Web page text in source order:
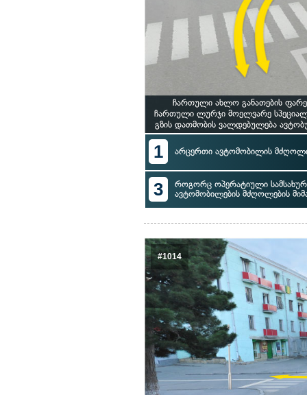
ჩართული ახლო განათების
ჩართული ლურჯი მოელვარე
გზის დათმობის ვალდებულება
1 არცერთი ავტომობილის
3
როგორც ოპერატიული
ავტომობილების მძღოლების
#1014